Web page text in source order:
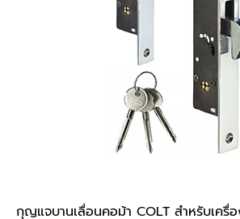
กุญแจบานเลื่อนคอม้า COLT สำหรับเครื่